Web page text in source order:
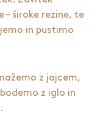
– široke rezine, te
in pustimo
z jajcem,
z iglo in